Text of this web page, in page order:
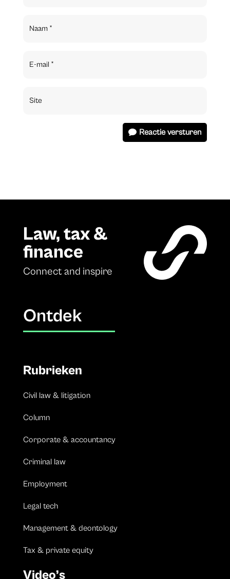
Reactie versturen
Law, tax &
finance
Connect and inspire
Ontdek
Rubrieken
Civil law & litigation
Column
Corporate & accountancy
Criminal law
Employment
Legal tech
Management & deontology
Tax & private equity
Video’s